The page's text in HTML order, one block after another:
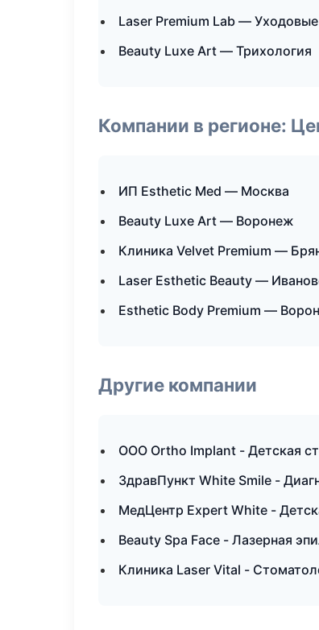
Laser Premium Lab —
Beauty Luxe Art — Трихология
Компании в регионе:
ИП Esthetic Med — Москва
Beauty Luxe Art — Воронеж
Клиника Velvet Premium —
Laser Esthetic Beauty —
Esthetic Body Premium —
Другие компании
ООО Ortho Implant - Детская
ЗдравПункт White Smile -
МедЦентр Expert White -
Beauty Spa Face - Лазерная
Клиника Laser Vital -